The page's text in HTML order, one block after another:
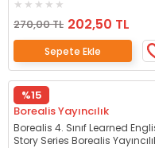
270,00 TL 202,50 TL
Sepete Ekle
%15
Borealis Yayıncılık
Borealis 4. Sınıf Learned
Story Series Borealis